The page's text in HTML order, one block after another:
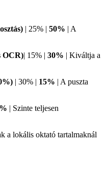
| 25% | 50% | A
OCR)| 15% | 30% | Kiváltja a
| 30% | 15% | A puszta
| Szinte teljesen
a lokális oktató tartalmaknál